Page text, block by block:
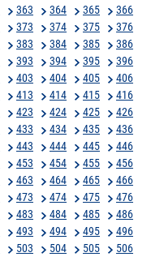
363 364 365
366
373 374 375
376
383 384 385
386
393 394 395
396
403 404 405
406
413 414 415
416
423 424 425
426
433 434 435
436
443 444 445
446
453 454 455
456
463 464 465
466
473 474 475
476
483 484 485
486
493 494 495
496
503 504 505 506